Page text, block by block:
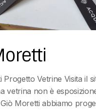
Progetto Vetrine Visita il
vetrina non è
Moretti abbiamo